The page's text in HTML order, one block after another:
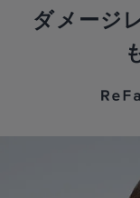
ダメージ